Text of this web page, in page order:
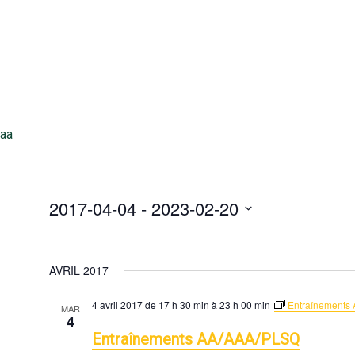
aa
2017-04-04 - 2023-02-20
lAVRIL 2017
MAR
4
4 avril 2017 de 17 h 30 min à 23 h 00 min Entraînements
Entraînements AA/AAA/PLSQ